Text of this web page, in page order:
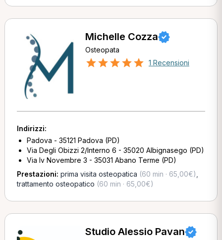
Michelle Cozza
Osteopata
1 Recensioni
Indirizzi:
Padova - 35121 Padova (PD)
Via Degli Obizzi 2/Interno 6 - 35020 Albignasego (PD)
Via Iv Novembre 3 - 35031 Abano Terme (PD)
Prestazioni: prima visita osteopatica (60 min · 65,00€)
trattamento osteopatico (60 min · 65,00€)
Studio Alessio Pavan